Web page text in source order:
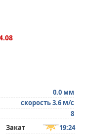
0.0 мм
скорость 3.6 м/с
8
Закат 19:24